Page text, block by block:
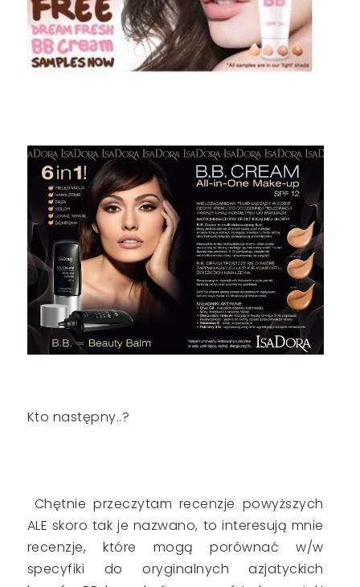
Kto następny..?
Chętnie przeczytam recenzje powyższych
ALE skoro tak je nazwano, to interesują mnie
recenzje, które mogą porównać w/w
specyfiki do oryginalnych azjatyckich